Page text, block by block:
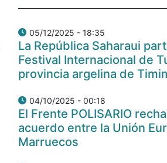
05/12/2025 - 18:35
La República Saharaui
Festival Internacional de
provincia argelina de
04/10/2025 - 00:18
El Frente POLISARIO
acuerdo entre la Unión
Marruecos